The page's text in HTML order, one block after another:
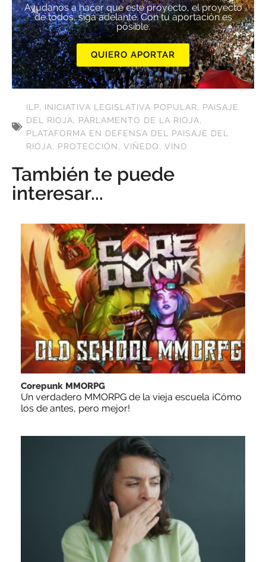
Ayúdanos a hacer que este proyecto, el proyecto
de todos, siga adelante. Con tu aportación es
posible.
QUIERO APORTAR
ILP, INICIATIVA LEGISLATIVA POPULAR, PAISAJE
DEL RIOJA, PARLAMENTO DE LA RIOJA,
PLATAFORMA EN DEFENSA DEL PAISAJE DEL
RIOJA, PROTECCIÓN, VIÑEDO, VINO
También te puede
interesar...
Corepunk MMORPG
Un verdadero MMORPG de la vieja escuela ¡Cómo
los de antes, pero mejor!